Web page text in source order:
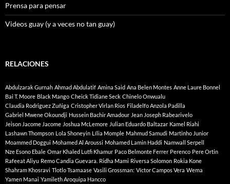
Prensa para pensar
Videos guay (y a veces no tan guay)
RELACIONES
Abdulzarak Gurnah Ahmad Abdulatif Amina Said Ana Belen Montes Anne Laure Bonnel
Bai T. Moore Black Mango Cheick Tidiane Seck Chinelo Onwualu
Claudia Rodriguez Zuñiga Cristopher Virlan Rios Filadelfo Anzola Padilla
Gabriel Mwene Okoundji Hussein Bachir Amadour Jean Joseph Rabearivelo
Jeison Jacome Jacome Joshua McLemore Julian Eduardo Baltazar Kamel Riahi
Lashawn Thompson Lola Shoneyin Lília Momple Mahmud Samudi Martinho Junior
Moammed Doggui Mohamed Al Aroussi Mohamed Lamin Haddi Namwall Serpell
Nze Esono Ebale Omar Khaled Lutfi Khamur Paco Belmonte Ferrer Perenco Pere Ortin
Rafeeat Aliyu Remo Candia Guevara. Ridha Mami Riversa Solomon Rokia Kone
Shahram Khosravi Tlotlo Tsamaase Vasili Grossman: Víctor Campos Vera Wema
Yamen Manai Yamileth Aroquipa Hancco